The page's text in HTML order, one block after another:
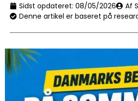
Sidst opdateret: 08/05/2026 Af
Denne artikel er baseret på